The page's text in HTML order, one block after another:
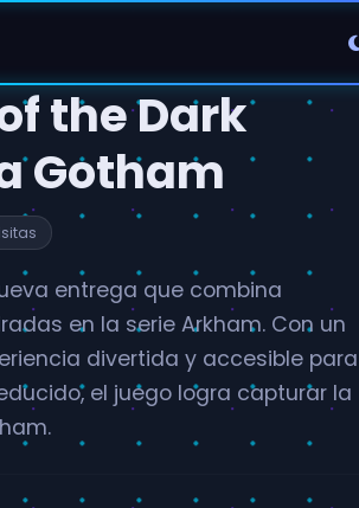
the Dark
Gotham
entrega que combina
en la serie Arkham. Con un
divertida y accesible para
el juego logra capturar la